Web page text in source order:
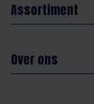
Assortiment
Over ons